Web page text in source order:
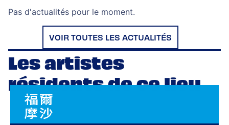
Pas d'actualités pour le moment.
VOIR TOUTES LES ACTUALITÉS
Les artistes
résidents de ce lieu